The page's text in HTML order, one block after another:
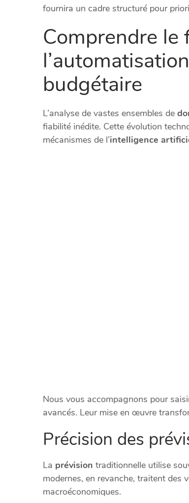
fournira un cadre structuré pour
Comprendre
budgétaire
L’analyse de vastes ensembles de
fiabilité inédite. Cette évolution
mécanismes de l’intelligence
Nous vous accompagnons pour
avancés. Leur mise en œuvre
Précision des
La prévision traditionnelle utilise
modernes, en revanche, traitent des
macroéconomiques.